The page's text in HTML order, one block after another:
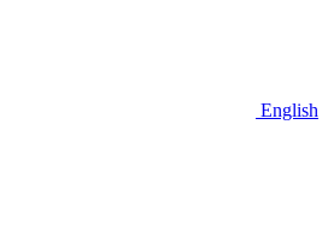
English